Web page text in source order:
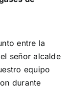
entre la
señor alcalde
equipo
durante